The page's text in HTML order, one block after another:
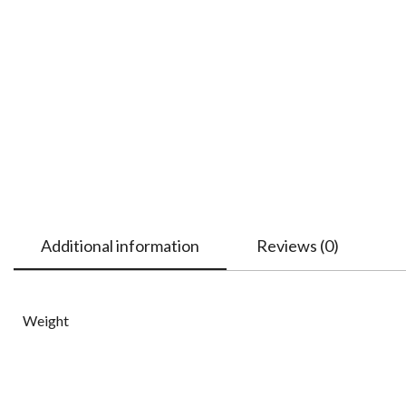
Additional information Reviews (0)
Weight